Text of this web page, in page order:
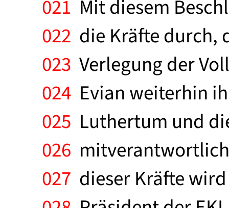
021 Mit diesem
022 die Kräfte durch,
023 Verlegung der
024 Evian weiterhin
025 Luthertum und
026
027 dieser Kräfte